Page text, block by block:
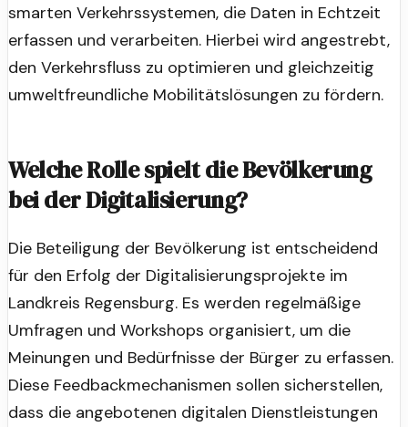
smarten Verkehrssystemen, die Daten in Echtzeit
erfassen und verarbeiten. Hierbei wird angestrebt,
den Verkehrsfluss zu optimieren und gleichzeitig
umweltfreundliche Mobilitätslösungen zu fördern.
Welche Rolle spielt die Bevölkerung
bei der Digitalisierung?
Die Beteiligung der Bevölkerung ist entscheidend
für den Erfolg der Digitalisierungsprojekte im
Landkreis Regensburg. Es werden regelmäßige
Umfragen und Workshops organisiert, um die
Meinungen und Bedürfnisse der Bürger zu erfassen.
Diese Feedbackmechanismen sollen sicherstellen,
dass die angebotenen digitalen Dienstleistungen